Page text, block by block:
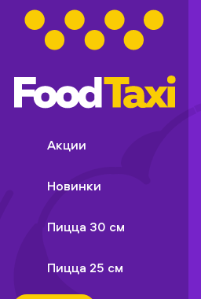
Акции
Новинки
Пицца 30 см
Пицца 25 см